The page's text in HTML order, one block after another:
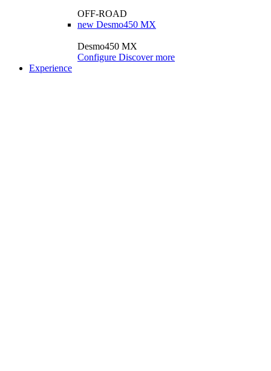
OFF-ROAD
new Desmo450 MX
Desmo450 MX
Configure Discover more
Experience